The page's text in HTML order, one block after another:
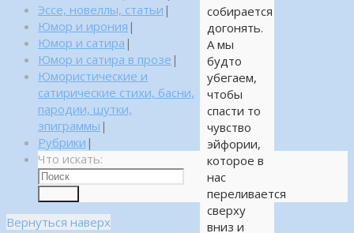
собирается
догонять.
А мы
будто
убегаем,
чтобы
спасти то
чувство
эйфории,
которое в
нас
переливается
сверху
вниз и
Эссе, новеллы, статьи |
Юмор и ирония |
Юмор и сатира |
Юмор и сатира в прозе |
Юмористические и
сатирические стихи, басни,
пародии, шутки,
эпиграммы |
Рубрики |
Что искать:
Вернуться наверх